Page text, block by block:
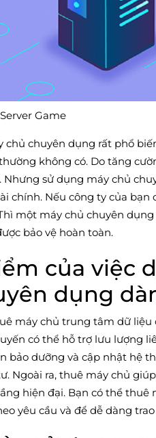
Game
chủ chuyên dụng rất phổ
không có. Do tăng
Nhưng sử dụng máy chủ
chính. Nếu công ty của
một máy chủ chuyên
bảo vệ hoàn toàn.
của việc
dụng
máy chủ trung tâm dữ liệu
có thể hỗ trợ lưu lượng
bảo dưỡng và cập nhật hệ
Ngoài ra, thuê máy chủ
hiện đại. Bạn có thể
yêu cầu và để dễ dàng